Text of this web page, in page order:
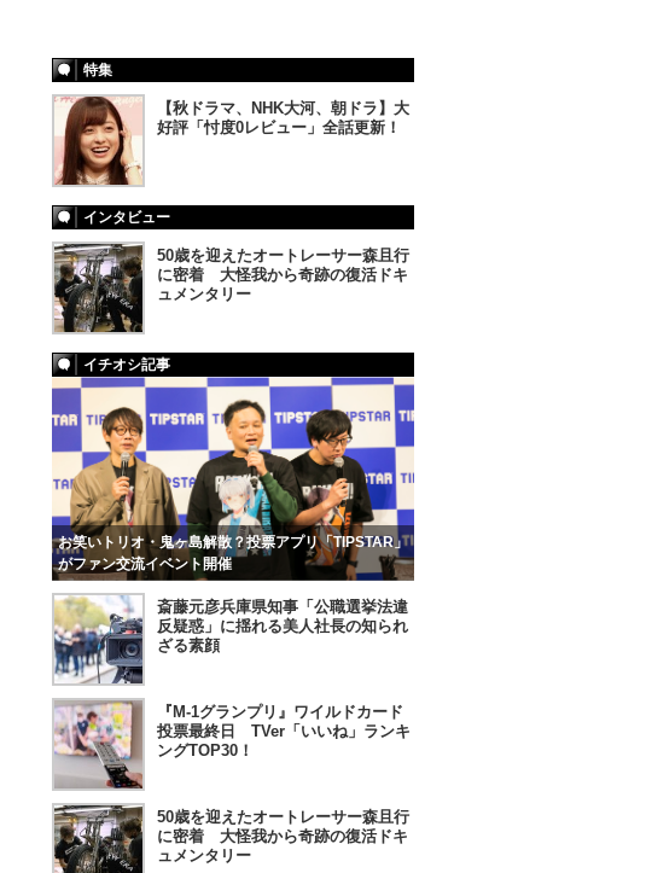
特集
【秋ドラマ、NHK大河、朝ドラ】大
好評「忖度0レビュー」全話更新！
インタビュー
50歳を迎えたオートレーサー森且行
に密着 大怪我から奇跡の復活ドキ
ュメンタリー
イチオシ記事
お笑いトリオ・鬼ヶ島解散？投票アプリ「TIPSTAR」
がファン交流イベント開催
斎藤元彦兵庫県知事「公職選挙法違
反疑惑」に揺れる美人社長の知られ
ざる素顔
『M-1グランプリ』ワイルドカード
投票最終日 TVer「いいね」ランキ
ングTOP30！
50歳を迎えたオートレーサー森且行
に密着 大怪我から奇跡の復活ドキ
ュメンタリー